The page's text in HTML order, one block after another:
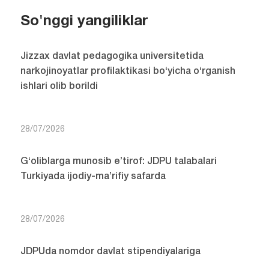
So'nggi yangiliklar
Jizzax davlat pedagogika universitetida
narkojinoyatlar profilaktikasi bo‘yicha o‘rganish
ishlari olib borildi
28/07/2026
G‘oliblarga munosib e’tirof: JDPU talabalari
Turkiyada ijodiy-ma’rifiy safarda
28/07/2026
JDPUda nomdor davlat stipendiyalariga